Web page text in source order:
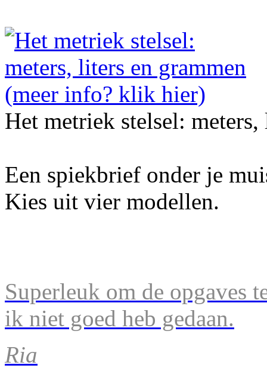
Het metriek stelsel:
Een spiekbrief onder je
Kies uit vier modellen.
Superleuk om de opgaves
ik niet goed heb gedaan.
Ria